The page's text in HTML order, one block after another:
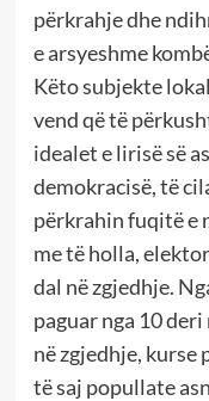
përkrahje dhe
e arsyeshme
Këto subjekte
vend që të
idealet e lirisë së
demokracisë, të
përkrahin fuqitë e
me të holla,
dal në zgjedhje.
paguar nga 10
në zgjedhje, kurse
të saj popullate